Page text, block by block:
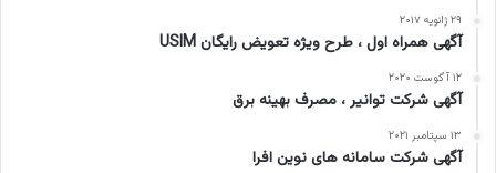
۲۹ ژانویه ۲۰۱۷
آگهی همراه اول ، طرح ویژه تعویض رایگان USIM
۱۲ آگوست ۲۰۲۰
آگهی شرکت توانیر ، مصرف بهینه برق
۱۳ سپتامبر ۲۰۲۱
آگهی شرکت سامانه های نوین افرا